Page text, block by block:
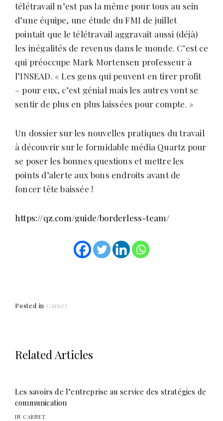
télétravail n’est pas la même pour tous au sein
d’une équipe, une étude du FMI de juillet
pointait que le télétravail aggravait aussi (déjà)
les inégalités de revenus dans le monde. C’est ce
qui préoccupe Mark Mortensen professeur à
l’INSEAD. « Les gens qui peuvent en tirer profit
– pour eux, c’est génial mais les autres vont se
sentir de plus en plus laissées pour compte. »
Un dossier sur les nouvelles pratiques du travail
à découvrir sur le formidable média Quartz pour
se poser les bonnes questions et mettre les
points d’alerte aux bons endroits avant de
foncer tête baissée !
https://qz.com/guide/borderless-team/
Posted in Carnet
Related Articles
Les savoirs de l’entreprise au service des stratégies de
communication
IN CARNET